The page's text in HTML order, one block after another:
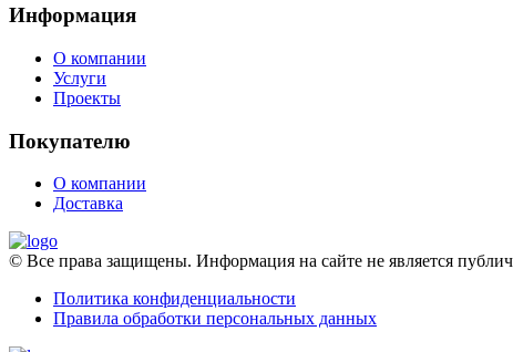
Информация
О компании
Услуги
Проекты
Покупателю
О компании
Доставка
© Все права защищены. Информация на сайте не является
Политика конфиденциальности
Правила обработки персональных данных